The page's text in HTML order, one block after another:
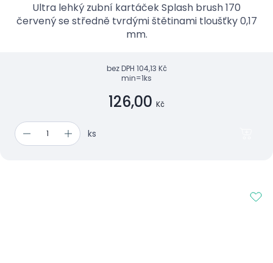
Ultra lehký zubní kartáček Splash brush 170
červený se středně tvrdými štětinami tloušťky 0,17
mm.
bez DPH 104,13 Kč
min=1ks
126,00 Kč
ks